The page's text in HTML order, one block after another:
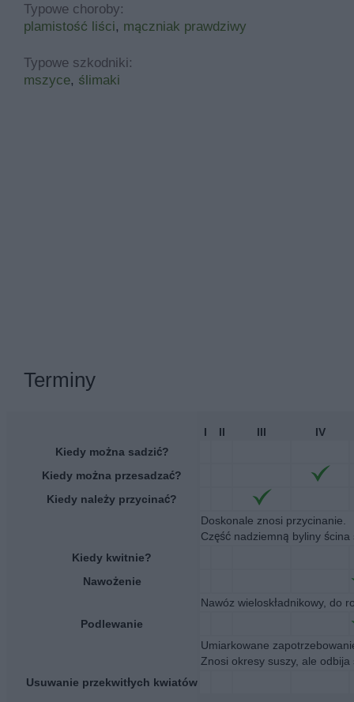
Typowe choroby:
plamistość liści, mączniak prawdziwy
Typowe szkodniki:
mszyce, ślimaki
Terminy
I II III
IV
Kiedy można sadzić?
Kiedy można przesadzać?
Kiedy należy przycinać?
Doskonale znosi przycinanie.
Część nadziemną byliny
Kiedy kwitnie?
Nawożenie
Nawóz wieloskładnikowy, do
Podlewanie
Umiarkowane
Znosi okresy suszy, ale
Usuwanie przekwitłych kwiatów